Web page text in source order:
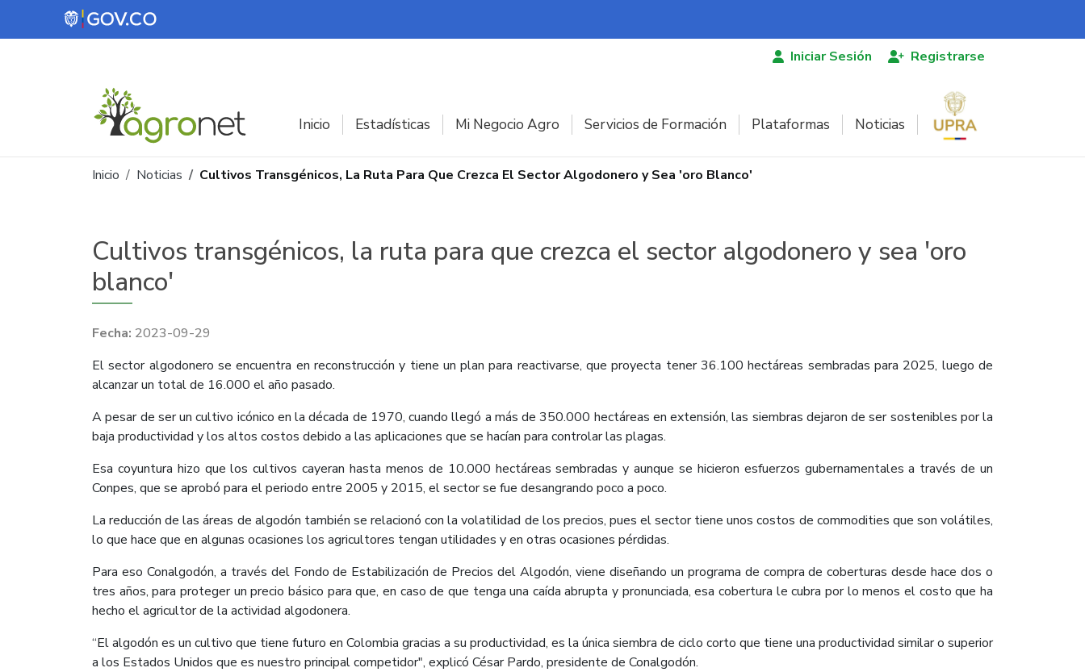
Pasar al contenido principal
Iniciar Sesión Registrarse
Inicio Estadísticas Mi Negocio Agro Servicios de Formación Plataformas Noticias
Ruta de navegación
Inicio Noticias Cultivos Transgénicos, La Ruta Para Que Crezca El Sector Algodonero y Sea 'oro Blanco'
Cultivos transgénicos, la ruta para que crezca el sector algodonero y sea 'oro
blanco'
2023-09-29
El sector algodonero se encuentra en reconstrucción y tiene un plan para reactivarse, que proyecta tener 36.100 hectáreas sembradas para 2025, luego de
alcanzar un total de 16.000 el año pasado.
A pesar de ser un cultivo icónico en la década de 1970, cuando llegó a más de 350.000 hectáreas en extensión, las siembras dejaron de ser sostenibles por la
baja productividad y los altos costos debido a las aplicaciones que se hacían para controlar las plagas.
Esa coyuntura hizo que los cultivos cayeran hasta menos de 10.000 hectáreas sembradas y aunque se hicieron esfuerzos gubernamentales a través de un
Conpes, que se aprobó para el periodo entre 2005 y 2015, el sector se fue desangrando poco a poco.
La reducción de las áreas de algodón también se relacionó con la volatilidad de los precios, pues el sector tiene unos costos de commodities que son volátiles,
lo que hace que en algunas ocasiones los agricultores tengan utilidades y en otras ocasiones pérdidas.
Para eso Conalgodón, a través del Fondo de Estabilización de Precios del Algodón, viene diseñando un programa de compra de coberturas desde hace dos o
tres años, para proteger un precio básico para que, en caso de que tenga una caída abrupta y pronunciada, esa cobertura le cubra por lo menos el costo que ha
hecho el agricultor de la actividad algodonera.
“El algodón es un cultivo que tiene futuro en Colombia gracias a su productividad, es la única siembra de ciclo corto que tiene una productividad similar o superior
a los Estados Unidos que es nuestro principal competidor", explicó César Pardo, presidente de Conalgodón.